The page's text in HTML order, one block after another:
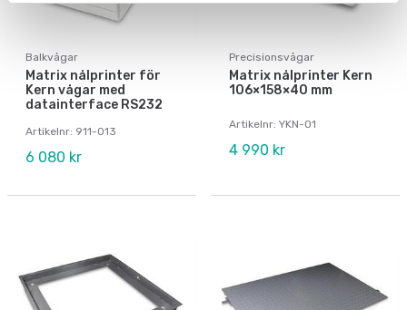
Balkvågar
Matrix nålprinter för
Kern vågar med
datainterface RS232
Artikelnr: 911-013
6 080 kr
Precisionsvågar
Matrix nålprinter Kern
106×158×40 mm
Artikelnr: YKN-01
4 990 kr